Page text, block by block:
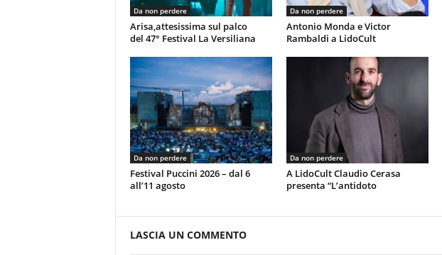
Da non perdere
Arisa,attesissima sul palco
del 47° Festival La Versiliana
Da non perdere
Antonio Monda e Victor
Rambaldi a LidoCult
Da non perdere
Festival Puccini 2026 – dal 6
all’11 agosto
Da non perdere
A LidoCult Claudio Cerasa
presenta “L’antidoto
LASCIA UN COMMENTO